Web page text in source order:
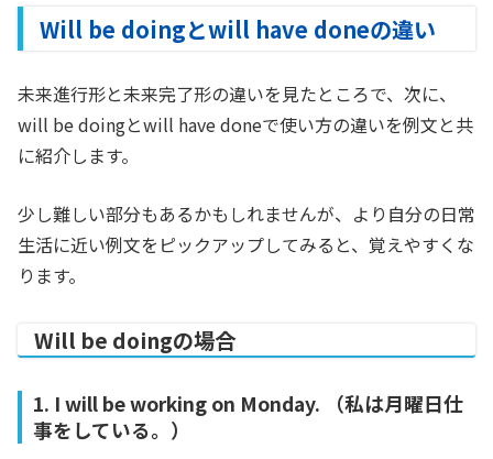
Will be doingとwill have doneの違い
未来進行形と未来完了形の違いを見たところで、次に、
will be doingとwill have doneで使い方の違いを例文と共
に紹介します。
少し難しい部分もあるかもしれませんが、より自分の日常
生活に近い例文をピックアップしてみると、覚えやすくな
ります。
Will be doingの場合
1. I will be working on Monday. （私は月曜日仕
事をしている。）